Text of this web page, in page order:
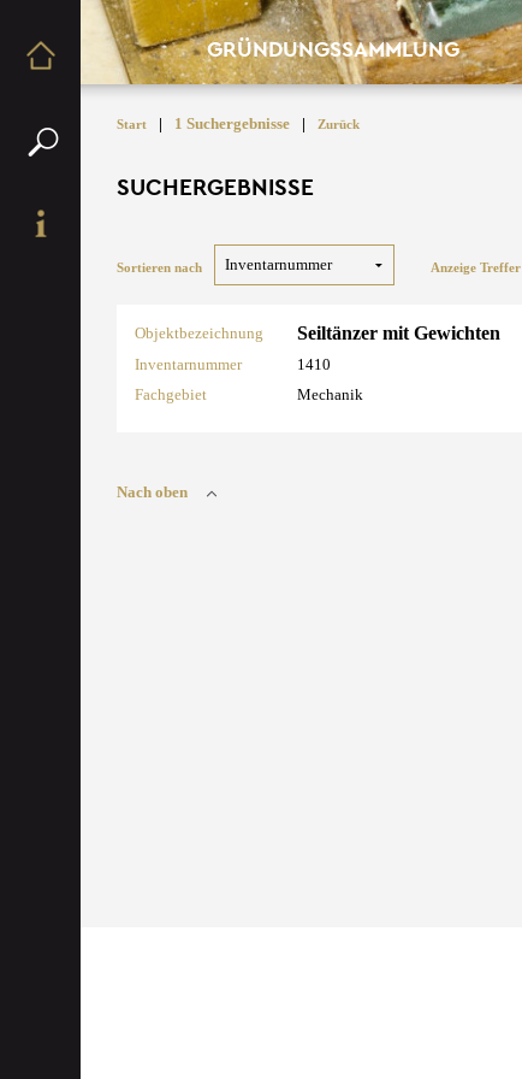
GRÜNDUNGSSAMMLUNG
Start | 1 Suchergebnisse | Zurück
SUCHERGEBNISSE
Sortieren nach Anzeige Treffer
Objektbezeichnung Seiltänzer mit Gewichten
Inventarnummer
1410
Fachgebiet
Mechanik
Nach oben